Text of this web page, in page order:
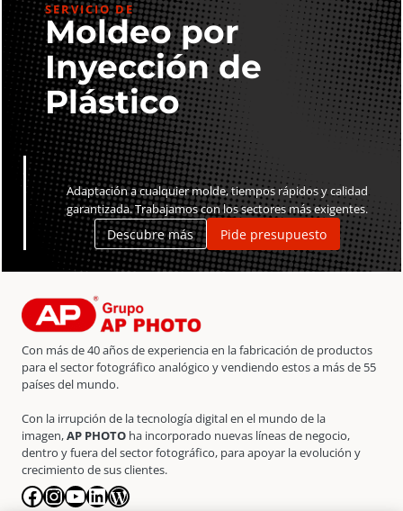
SERVICIO DE
Moldeo por
Inyección de
Plástico
Adaptación a cualquier molde, tiempos rápidos y calidad
garantizada. Trabajamos con los sectores más exigentes.
Descubre más Pide presupuesto
Con más de 40 años de experiencia en la fabricación de productos
para el sector fotográfico analógico y vendiendo estos a más de 55
países del mundo.
Con la irrupción de la tecnología digital en el mundo de la
imagen,AP PHOTO ha incorporado nuevas líneas de negocio,
dentro y fuera del sector fotográfico, para apoyar la evolución y
crecimiento de sus clientes.
Facebook
Instagram
YouTube
LinkedIn
WordPress